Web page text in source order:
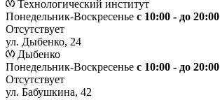
Технологический институт
Понедельник-Воскресенье с 10:00 - до 20:00
Отсутствует
ул. Дыбенко, 24
Дыбенко
Понедельник-Воскресенье с 10:00 - до 20:00
Отсутствует
ул. Бабушкина, 42